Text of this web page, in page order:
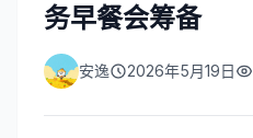
务早餐会筹备
安逸 2026年5月19日